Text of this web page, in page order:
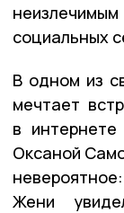
социальных
В одном из
мечтает
в
Оксаной
Жени